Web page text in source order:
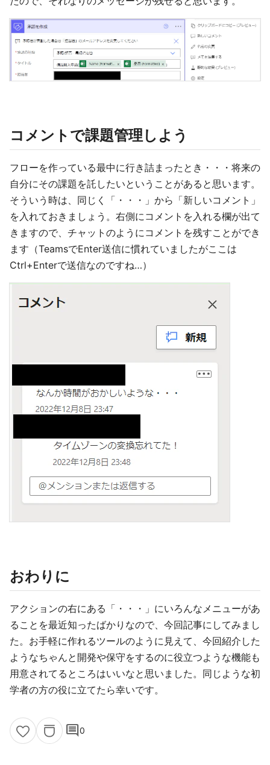
コメントで課題管理しよう
フローを作っている最中に行き詰まったとき・・・将来の
自分にその課題を託したいということがあると思います。
そういう時は、同じく「・・・」から「新しいコメント」
を入れておきましょう。右側にコメントを入れる欄が出て
きますので、チャットのようにコメントを残すことができ
ます（TeamsでEnter送信に慣れていましたがここは
Ctrl+Enterで送信なのですね…）
おわりに
アクションの右にある「・・・」にいろんなメニューがあ
ることを最近知ったばかりなので、今回記事にしてみまし
た。お手軽に作れるツールのように見えて、今回紹介した
ようなちゃんと開発や保守をするのに役立つような機能も
用意されてるところはいいなと思いました。同じような初
学者の方の役に立てたら幸いです。
comment0